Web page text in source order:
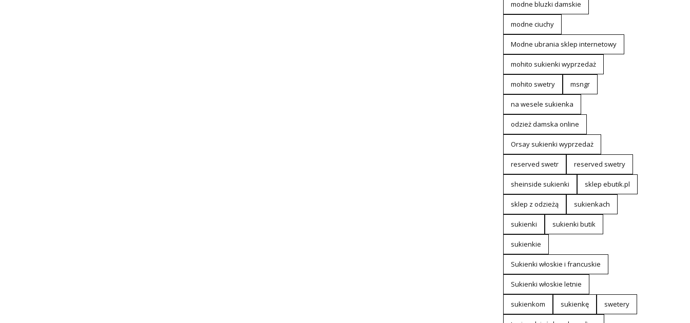
modne bluzki damskie
modne ciuchy
Modne ubrania sklep internetowy
mohito sukienki wyprzedaż
mohito swetry msngr
na wesele sukienka
odzież damska online
Orsay sukienki wyprzedaż
reserved swetr reserved swetry
sheinside sukienki sklep ebutik.pl
sklep z odzieżą sukienkach
sukienki sukienki butik
sukienkie
Sukienki włoskie i francuskie
Sukienki włoskie letnie
sukienkom sukienkę swetery